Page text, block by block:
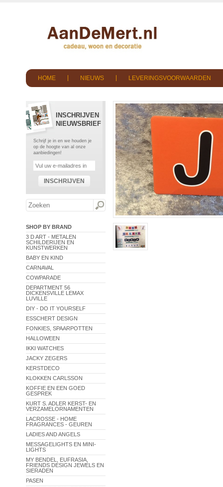
HOME NIEUWS LEVERINGSVOORWAARDEN
INSCHRIJVEN
NIEUWSBRIEF
Schrijf je in en we houden je
op de hoogte van al onze
aanbiedingen!
INSCHRIJVEN
SHOP BY BRAND
3 D ART - METALEN
SCHILDERIJEN EN
KUNSTWERKEN
BABY EN KIND
CARNAVAL
COWPARADE
DEPARTMENT 56
DICKENSVILLE LEMAX
LUVILLE
DIY - DO IT YOURSELF
ESSCHERT DESIGN
FONKIES, SPAARPOTTEN
HALLOWEEN
IKKI WATCHES
JACKY ZEGERS
KERSTDECO
KLOKKEN CARLSSON
KOFFIE EN EEN GOED
GESPREK
KURT S. ADLER KERST- EN
VERZAMELORNAMENTEN
LACROSSE - HOME
FRAGRANCES - GEUREN
LADIES AND ANGELS
MESSAGELIGHTS EN MINI-
LIGHTS
MY BENDEL, EUFRASIA,
FRIENDS DESIGN JEWELS EN
SIERADEN
PASEN